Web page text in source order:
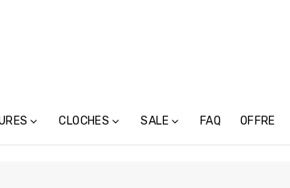
CLOCHES SALE FAQ OFFRE